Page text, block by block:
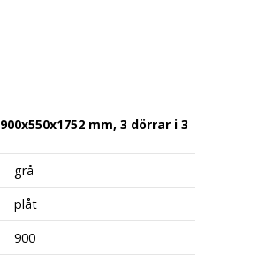
mm, 3 dörrar i 3
grå
plåt
900